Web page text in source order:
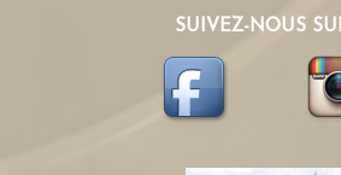
SUIVEZ-NOUS